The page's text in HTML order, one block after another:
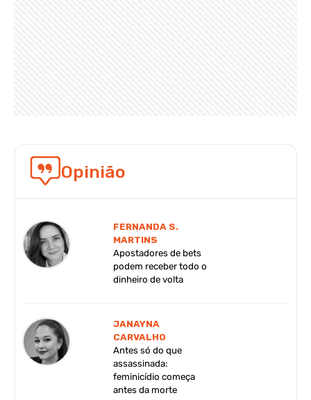
Opinião
FERNANDA S.
MARTINS
Apostadores de bets
podem receber todo o
dinheiro de volta
JANAYNA
CARVALHO
Antes só do que
assassinada:
feminicídio começa
antes da morte